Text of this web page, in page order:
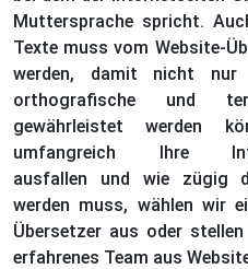
Muttersprache spricht.
Texte muss vom Website-
werden, damit nicht nur
orthografische und
gewährleistet werden
umfangreich Ihre
ausfallen und wie zügig
werden muss, wählen wir
Übersetzer aus oder
erfahrenes Team aus